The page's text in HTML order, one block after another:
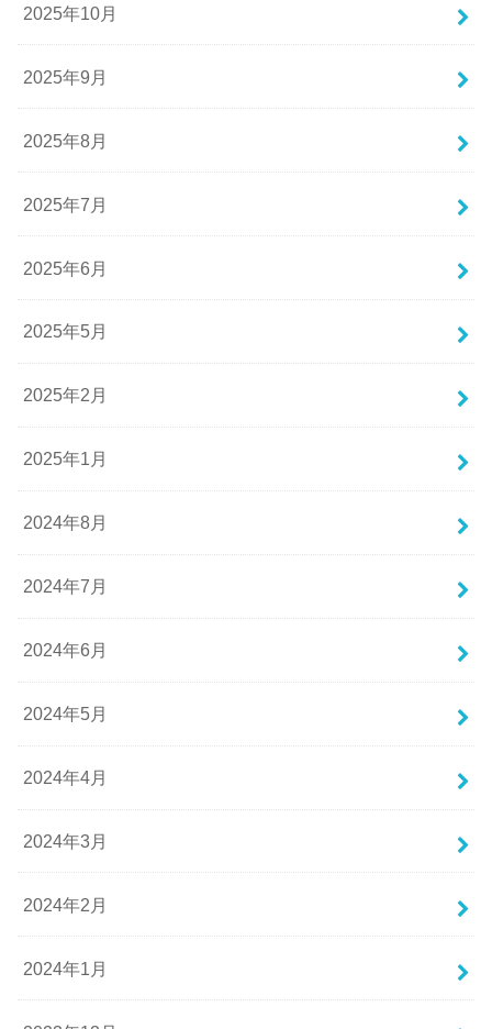
2025年10月
2025年9月
2025年8月
2025年7月
2025年6月
2025年5月
2025年2月
2025年1月
2024年8月
2024年7月
2024年6月
2024年5月
2024年4月
2024年3月
2024年2月
2024年1月